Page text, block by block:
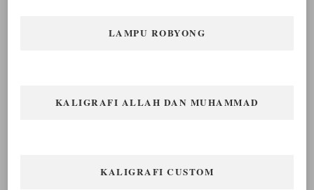
LAMPU ROBYONG
KALIGRAFI ALLAH DAN MUHAMMAD
KALIGRAFI CUSTOM